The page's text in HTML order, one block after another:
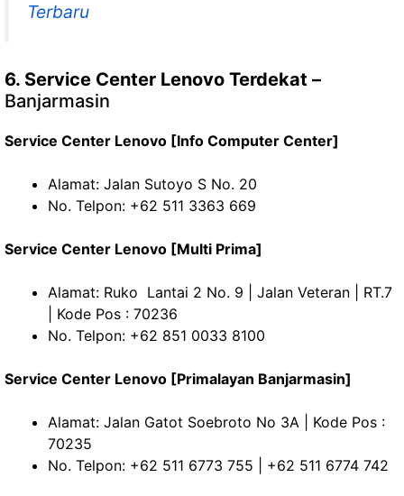
Terbaru
6. Service Center Lenovo Terdekat –
Banjarmasin
Service Center Lenovo [Info Computer Center]
Alamat: Jalan Sutoyo S No. 20
No. Telpon: +62 511 3363 669
Service Center Lenovo [Multi Prima]
Alamat: Ruko Lantai 2 No. 9 | Jalan Veteran | RT.7
| Kode Pos : 70236
No. Telpon: +62 851 0033 8100
Service Center Lenovo [Primalayan Banjarmasin]
Alamat: Jalan Gatot Soebroto No 3A | Kode Pos :
70235
No. Telpon: +62 511 6773 755 | +62 511 6774 742